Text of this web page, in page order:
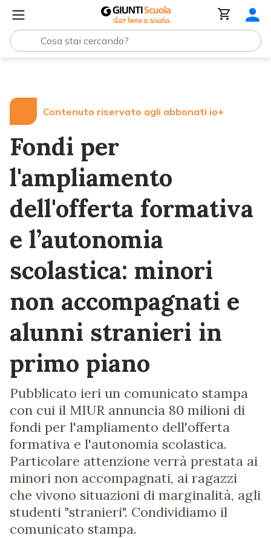
Contenuto riservato agli abbonati io+
Fondi per
l'ampliamento
dell'offerta formativa
e l’autonomia
scolastica: minori
non accompagnati e
alunni stranieri in
primo piano
Pubblicato ieri un comunicato stampa
con cui il MIUR annuncia 80 milioni di
fondi per l'ampliamento dell'offerta
formativa e l'autonomia scolastica.
Particolare attenzione verrà prestata ai
minori non accompagnati, ai ragazzi
che vivono situazioni di marginalità, agli
studenti "stranieri". Condividiamo il
comunicato stampa.